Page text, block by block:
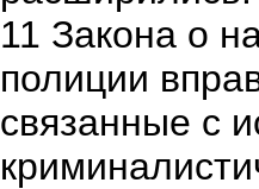
11 Закона о
полиции
связанные с